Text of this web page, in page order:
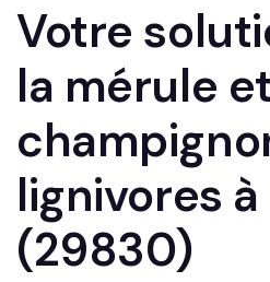
Votre
la mérule
lignivores
(29830)